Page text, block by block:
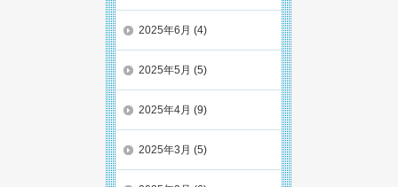
2025年6月 (4)
2025年5月 (5)
2025年4月 (9)
2025年3月 (5)